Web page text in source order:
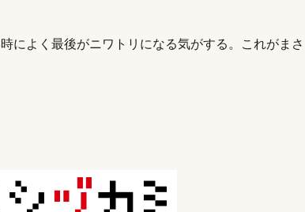
によく最後がニワトリになる気がする。これがまさ